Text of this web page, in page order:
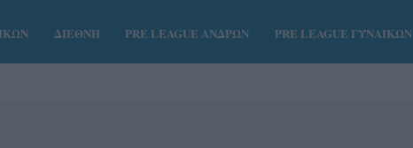
ΔΙΕΘΝΗ PRE LEAGUE ΑΝΔΡΩΝ PRE LEAGUE ΓΥΝΑΙΚΩΝ